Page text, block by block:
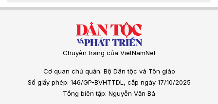
Chuyên trang của VietNamNet
Cơ quan chủ quản: Bộ Dân tộc và Tôn giáo
Số giấy phép: 146/GP-BVHTTDL, cấp ngày 17/10/2025
Tổng biên tập: Nguyễn Văn Bá